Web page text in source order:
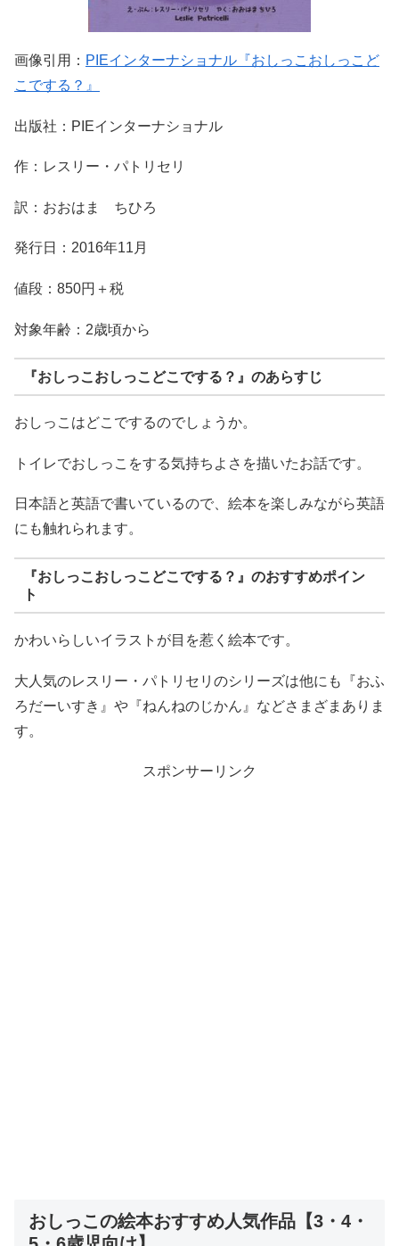
画像引用： PIEインターナショナル『おしっこおしっこど
こでする？』
出版社：PIEインターナショナル
作：レスリー・パトリセリ
訳：おおはま ちひろ
発行日：2016年11月
値段：850円＋税
対象年齢：2歳頃から
『おしっこおしっこどこでする？』のあらすじ
おしっこはどこでするのでしょうか。
トイレでおしっこをする気持ちよさを描いたお話です。
日本語と英語で書いているので、絵本を楽しみながら英語
にも触れられます。
『おしっこおしっこどこでする？』のおすすめポイン
ト
かわいらしいイラストが目を惹く絵本です。
大人気のレスリー・パトリセリのシリーズは他にも『おふ
ろだーいすき』や『ねんねのじかん』などさまざまありま
す。
スポンサーリンク
おしっこの絵本おすすめ人気作品【3・4・